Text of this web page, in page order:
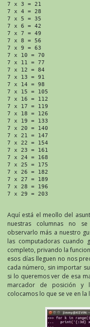
7 x 3 = 21
7 x 4 = 28
7 x 5 = 35
7 x 6 = 42
7 x 7 = 49
7 x 8 = 56
7 x 9 = 63
7 x 10 = 70
7 x 11 = 77
7 x 12 = 84
7 x 13 = 91
7 x 14 = 98
7 x 15 = 105
7 x 16 = 112
7 x 17 = 119
7 x 18 = 126
7 x 19 = 133
7 x 20 = 140
7 x 21 = 147
7 x 22 = 154
7 x 23 = 161
7 x 24 = 168
7 x 25 = 175
7 x 26 = 182
7 x 27 = 189
7 x 28 = 196
7 x 29 = 203
Aquí está el meollo del
nuestras columnas no
observarlo más a nuestro
las computadoras cuando
completo, privando la
esos días lleguen no nos
cada número, sin importar
si lo queremos ver de esa
marcador de posición y
colocamos lo que se ve en